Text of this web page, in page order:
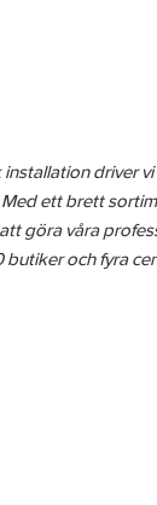
driver
ett brett
göra våra
och fyra